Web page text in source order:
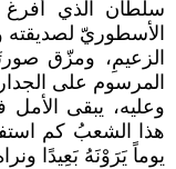
سلطان الذي
الأسطوريّ لصديقته
الزعيمِ، ومزّق
المرسوم على
وعليه، يبقى
هذا الشعبُ كم
يوماً يَرَوْنَهُ بَعِيدًا